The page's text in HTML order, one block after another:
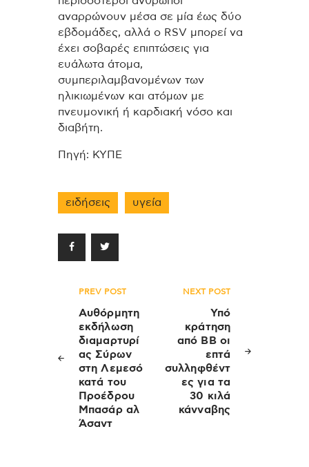
αναρρώνουν μέσα σε μία έως δύο
εβδομάδες, αλλά ο RSV μπορεί να
έχει σοβαρές επιπτώσεις για
ευάλωτα άτομα,
συμπεριλαμβανομένων των
ηλικιωμένων και ατόμων με
πνευμονική ή καρδιακή νόσο και
διαβήτη.
Πηγή: ΚΥΠΕ
ειδήσεις υγεία
Πλοήγηση
άρθρων
PREV POST
Αυθόρμητη
εκδήλωση
διαμαρτυρί
ας Σύρων
στη Λεμεσό
κατά του
Προέδρου
Μπασάρ αλ
Άσαντ
NEXT POST
Υπό
κράτηση
από ΒΒ οι
επτά
συλληφθέντ
ες για τα
30 κιλά
κάνναβης